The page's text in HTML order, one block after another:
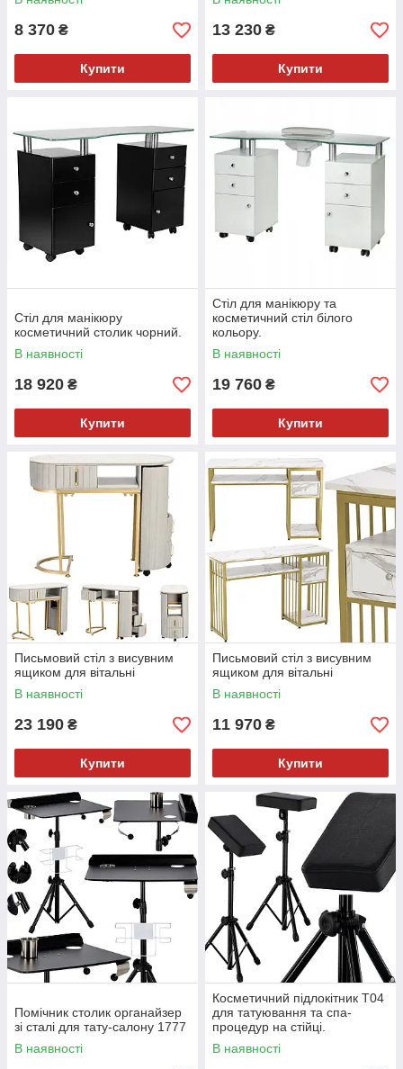
8 370 ₴
Купити
13 230 ₴
Купити
Стіл для манікюру
косметичний столик чорний.
В наявності
18 920 ₴
Купити
Стіл для манікюру та
косметичний стіл білого
кольору.
В наявності
19 760 ₴
Купити
Письмовий стіл з висувним
ящиком для вітальні
В наявності
23 190 ₴
Купити
Письмовий стіл з висувним
ящиком для вітальні
В наявності
11 970 ₴
Купити
Помічник столик органайзер
зі сталі для тату-салону 1777
В наявності
Косметичний підлокітник T04
для татуювання та спа-
процедур на стійці.
В наявності